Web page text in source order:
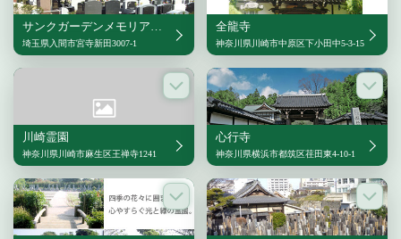
サンクガーデンメモリアル16
埼玉県入間市宮寺新田3007-1
全龍寺
神奈川県川崎市中原区下小田中5-3-15
川崎霊園
神奈川県川崎市麻生区王禅寺1241
心行寺
神奈川県横浜市都筑区荏田東4-10-1